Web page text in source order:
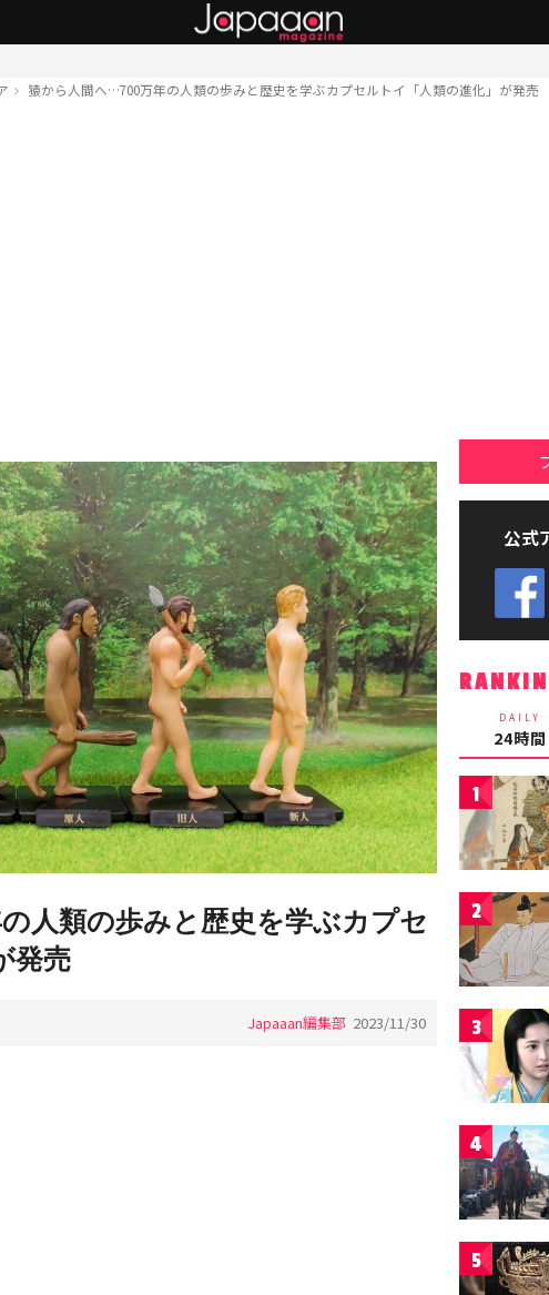
猿から人間へ…700万年の人類の歩みと歴史を学ぶカプセルトイ「人類の進化」が発売
人類の歩みと歴史を学ぶカプセ
発売
Japaaan編集部 2023/11/30
公式
DAILY
24時間
1
2
3
4
5